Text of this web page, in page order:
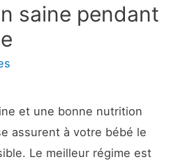
saine pendant
et une bonne nutrition
assurent à votre bébé le
Le meilleur régime est